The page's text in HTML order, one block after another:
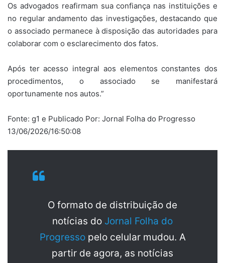
Os advogados reafirmam sua confiança nas instituições e
no regular andamento das investigações, destacando que
o associado permanece à disposição das autoridades para
colaborar com o esclarecimento dos fatos.
Após ter acesso integral aos elementos constantes dos
procedimentos, o associado se manifestará
oportunamente nos autos.”
Fonte: g1 e Publicado Por: Jornal Folha do Progresso
13/06/2026/16:50:08
O formato de distribuição de
notícias do Jornal Folha do
Progresso pelo celular mudou. A
partir de agora, as notícias